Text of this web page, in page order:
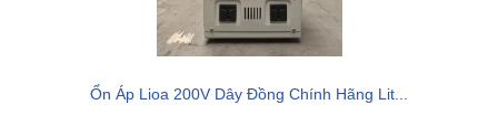
Ổn Áp Lioa 200V Dây Đồng Chính Hãng Lit...